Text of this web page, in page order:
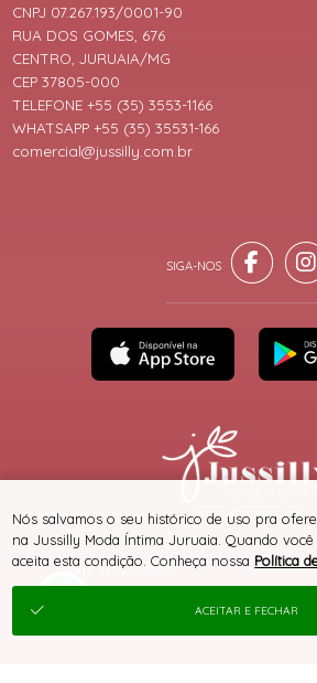
SITE 100% SEGURO
CNPJ 07.267.193/0001-90
RUA DOS GOMES, 676
CENTRO, JURUAIA/MG
CEP 37805-000
TELEFONE +55 (35) 3553-1166
WHATSAPP +55 (35) 35531-166
comercial@jussilly.com.br
® TODOS DIREITOS RESERVADOS
Nós salvamos o seu histórico de uso pra
na Jussilly Moda Íntima Juruaia. Quando
aceita esta condição. Conheça nossa Política
ACEITAR E FECHAR